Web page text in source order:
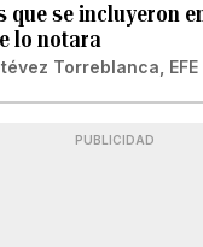
que se incluyeron
lo notara
Torreblanca, EFE
PUBLICIDAD